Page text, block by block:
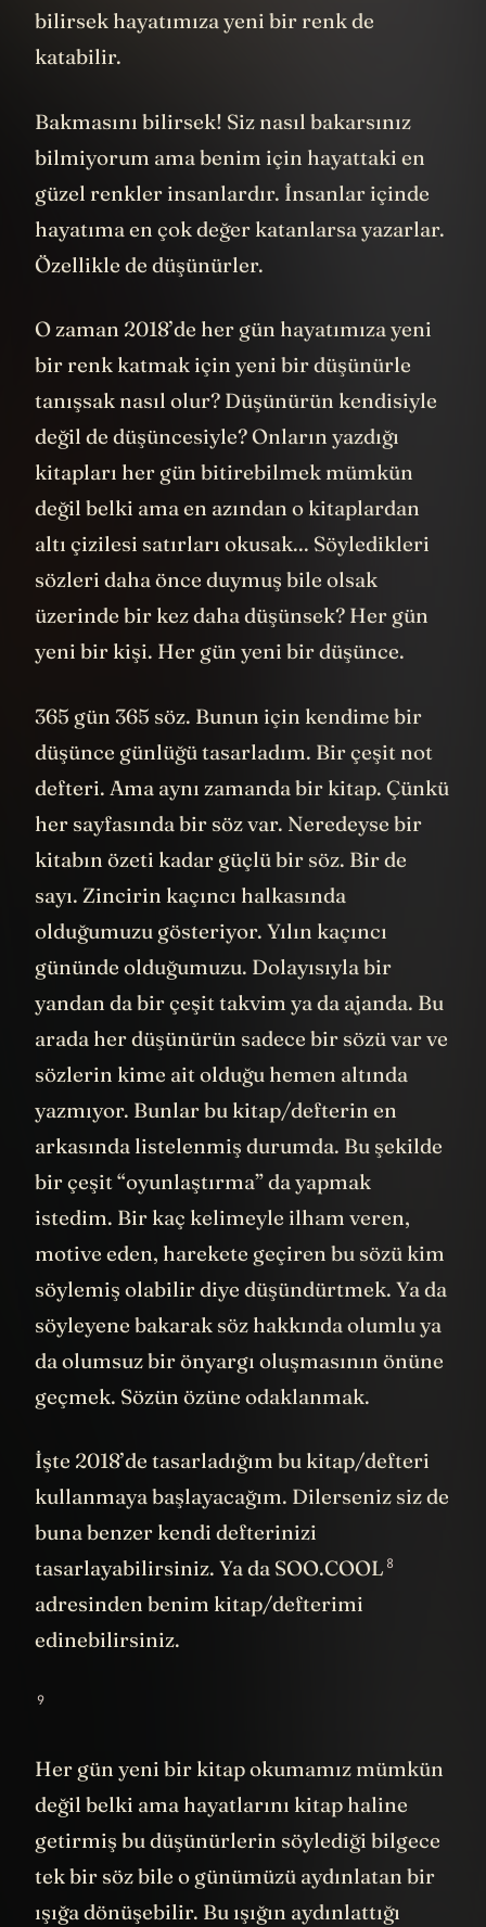
bilirsek hayatımıza yeni bir renk de
katabilir.
Bakmasını bilirsek! Siz nasıl bakarsınız
bilmiyorum ama benim için hayattaki en
güzel renkler insanlardır. İnsanlar içinde
hayatıma en çok değer katanlarsa yazarlar.
Özellikle de düşünürler.
O zaman 2018’de her gün hayatımıza yeni
bir renk katmak için yeni bir düşünürle
tanışsak nasıl olur? Düşünürün kendisiyle
değil de düşüncesiyle? Onların yazdığı
kitapları her gün bitirebilmek mümkün
değil belki ama en azından o kitaplardan
altı çizilesi satırları okusak... Söyledikleri
sözleri daha önce duymuş bile olsak
üzerinde bir kez daha düşünsek? Her gün
yeni bir kişi. Her gün yeni bir düşünce.
365 gün 365 söz. Bunun için kendime bir
düşünce günlüğü tasarladım. Bir çeşit not
defteri. Ama aynı zamanda bir kitap. Çünkü
her sayfasında bir söz var. Neredeyse bir
kitabın özeti kadar güçlü bir söz. Bir de
sayı. Zincirin kaçıncı halkasında
olduğumuzu gösteriyor. Yılın kaçıncı
gününde olduğumuzu. Dolayısıyla bir
yandan da bir çeşit takvim ya da ajanda. Bu
arada her düşünürün sadece bir sözü var ve
sözlerin kime ait olduğu hemen altında
yazmıyor. Bunlar bu kitap/defterin en
arkasında listelenmiş durumda. Bu şekilde
bir çeşit “oyunlaştırma” da yapmak
istedim. Bir kaç kelimeyle ilham veren,
motive eden, harekete geçiren bu sözü kim
söylemiş olabilir diye düşündürtmek. Ya da
söyleyene bakarak söz hakkında olumlu ya
da olumsuz bir önyargı oluşmasının önüne
geçmek. Sözün özüne odaklanmak.
İşte 2018’de tasarladığım bu kitap/defteri
kullanmaya başlayacağım. Dilerseniz siz de
buna benzer kendi defterinizi
tasarlayabilirsiniz. Ya da SOO.COOL 8
adresinden benim kitap/defterimi
edinebilirsiniz.
9
Her gün yeni bir kitap okumamız mümkün
değil belki ama hayatlarını kitap haline
getirmiş bu düşünürlerin söylediği bilgece
tek bir söz bile o günümüzü aydınlatan bir
ışığa dönüşebilir. Bu ışığın aydınlattığı